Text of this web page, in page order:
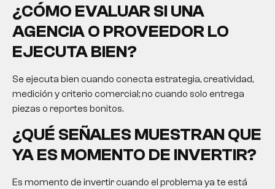
¿CÓMO EVALUAR SI UNA
AGENCIA O PROVEEDOR LO
EJECUTA BIEN?
Se ejecuta bien cuando conecta estrategia, creatividad,
medición y criterio comercial; no cuando solo entrega
piezas o reportes bonitos.
¿QUÉ SEÑALES MUESTRAN QUE
YA ES MOMENTO DE INVERTIR?
Es momento de invertir cuando el problema ya te está